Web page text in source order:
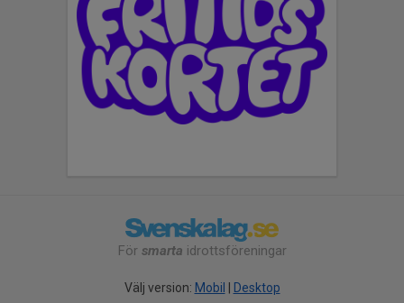
För smarta idrottsföreningar
Välj version: Mobil Desktop